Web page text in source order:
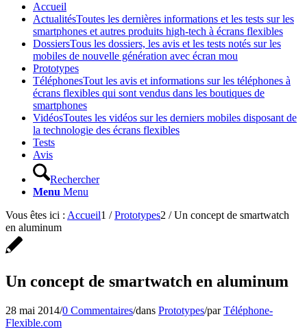
Accueil
ActualitésToutes les dernières informations et les tests sur les
smartphones et autres produits high-tech à écrans flexibles
DossiersTous les dossiers, les avis et les tests notés sur les
mobiles de nouvelle génération avec écran mou
Prototypes
TéléphonesTout les avis et informations sur les téléphones à
écrans flexibles qui sont vendus dans les boutiques de
smartphones
VidéosToutes les vidéos sur les derniers mobiles disposant de
la technologie des écrans flexibles
Tests
Avis
Rechercher
Menu Menu
Vous êtes ici : Accueil1 / Prototypes2 / Un concept de smartwatch
en aluminum
Un concept de smartwatch en aluminum
28 mai 2014/0 Commentaires/dans Prototypes/parTéléphone-
Flexible.com